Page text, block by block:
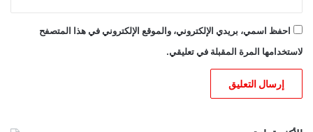
احفظ اسمي، بريدي الإلكتروني، والموقع الإلكتروني في هذا المتصفح
لاستخدامها المرة المقبلة في تعليقي.